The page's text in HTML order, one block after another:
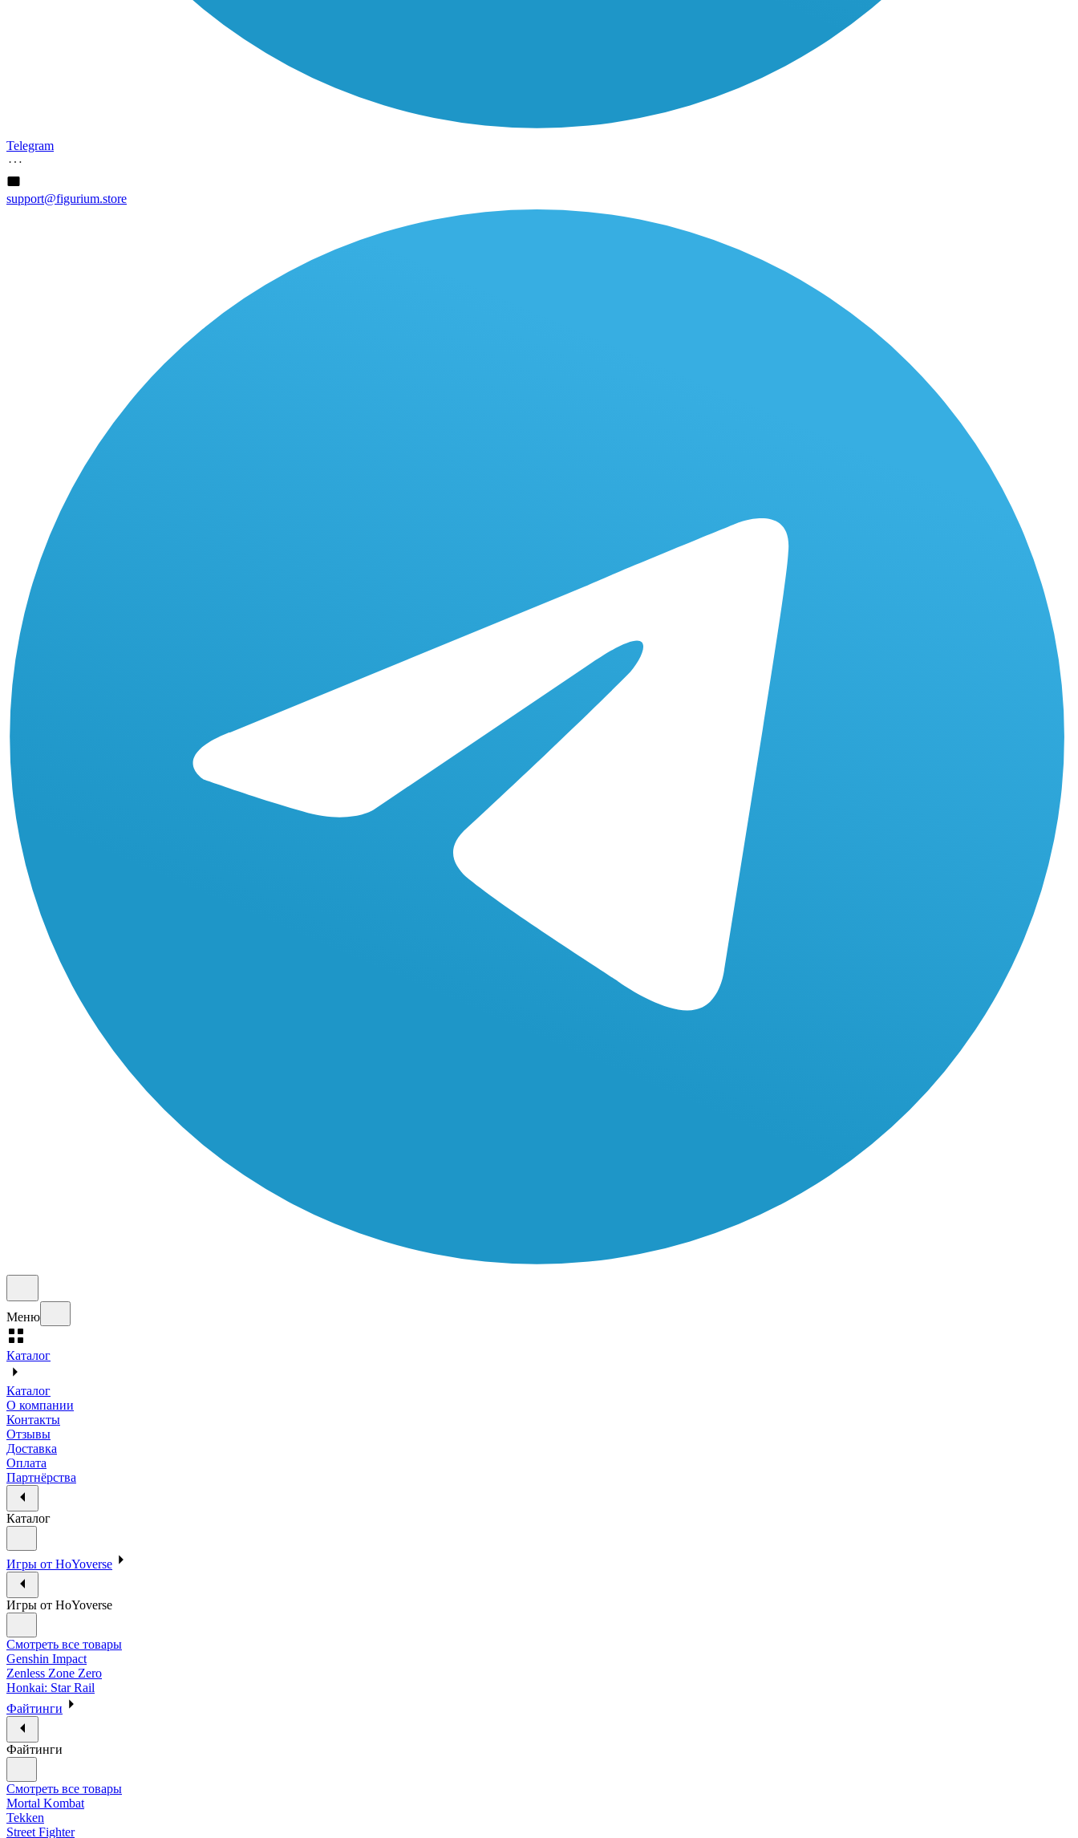
Telegram
support@figurium.store
Меню
Каталог
Каталог
О компании
Контакты
Отзывы
Доставка
Оплата
Партнёрства
Каталог
Игры от HoYoverse
Игры от HoYoverse
Смотреть все товары
Genshin Impact
Zenless Zone Zero
Honkai: Star Rail
Файтинги
Файтинги
Смотреть все товары
Mortal Kombat
Tekken
Street Fighter